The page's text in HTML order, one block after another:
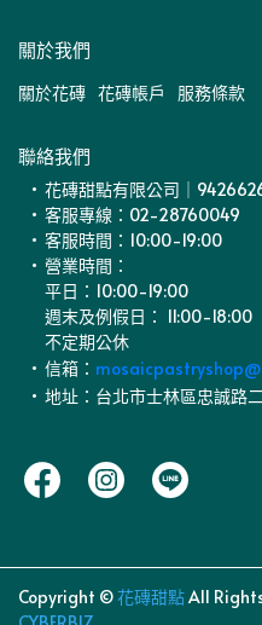
關於我們
關於花磚 花磚帳戶 服務條款
聯絡我們
花磚甜點有限公司｜
客服專線：02-28760049
客服時間：10:00-19:00
營業時間：
    平日：10:00-19:00
    週末及例假日： 11:00-18:00
    不定期公休
信箱：
地址：台北市士林區忠誠路
Copyright ©花磚甜點All